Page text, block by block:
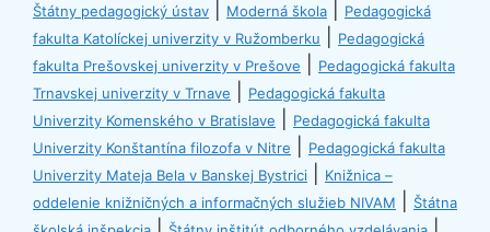
Štátny pedagogický ústav Moderná škola
Pedagogická
fakulta Katolíckej univerzity v Ružomberku
Pedagogická
fakulta Prešovskej univerzity v Prešove
Pedagogická fakulta
Trnavskej univerzity v Trnave
Pedagogická fakulta
Univerzity Komenského v Bratislave
Pedagogická fakulta
Univerzity Konštantína filozofa v Nitre
Pedagogická fakulta
Univerzity Mateja Bela v Banskej Bystrici
Knižnica –
oddelenie knižničných a informačných služieb NIVAM
Štátna